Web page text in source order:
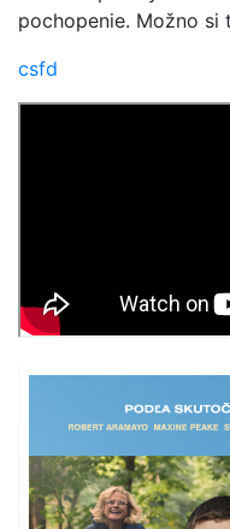
pochopenie. Možno si
csfd